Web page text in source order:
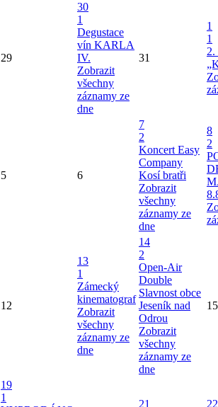
29
30
1
Degustace
vín KARLA
IV.
Zobrazit
všechny
záznamy ze
dne
31
1
1
2.
5 6
7
2
Koncert Easy
Company
Kosí bratři
Zobrazit
všechny
záznamy ze
dne
8
2
12
13
1
Zámecký
kinematograf
Zobrazit
všechny
záznamy ze
dne
14
2
Open-Air
Double
Slavnost obce
Jeseník nad
Odrou
Zobrazit
všechny
záznamy ze
dne
15
19
1
21 22